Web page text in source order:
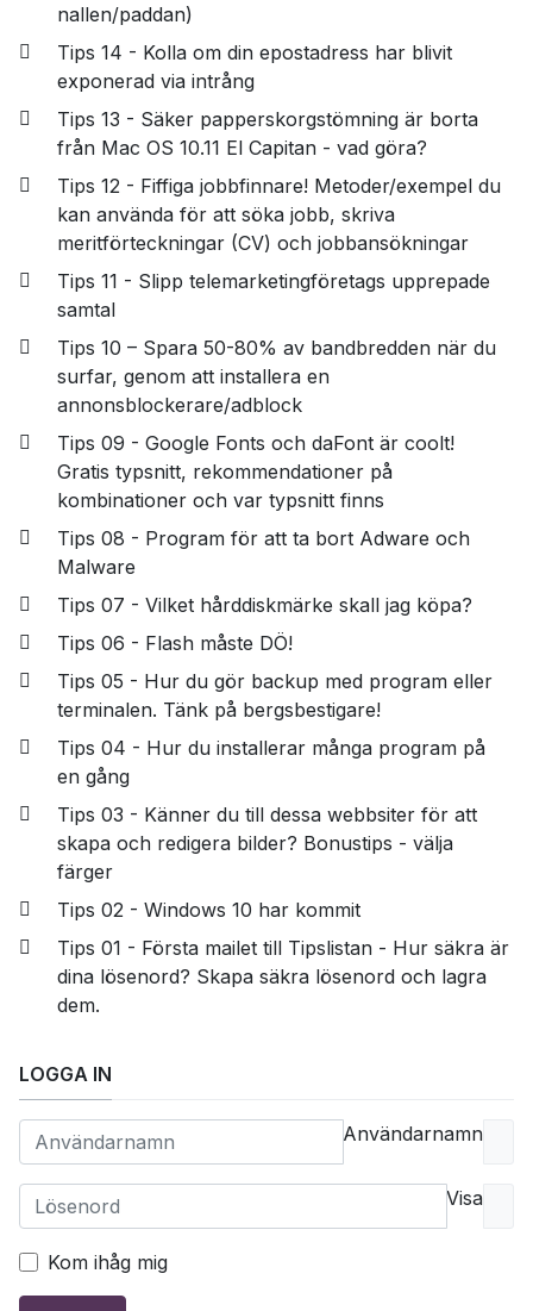
nallen/paddan)
Tips 14 - Kolla om din epostadress har blivit
exponerad via intrång
Tips 13 - Säker papperskorgstömning är borta
från Mac OS 10.11 El Capitan - vad göra?
Tips 12 - Fiffiga jobbfinnare! Metoder/exempel du
kan använda för att söka jobb, skriva
meritförteckningar (CV) och jobbansökningar
Tips 11 - Slipp telemarketingföretags upprepade
samtal
Tips 10 – Spara 50-80% av bandbredden när du
surfar, genom att installera en
annonsblockerare/adblock
Tips 09 - Google Fonts och daFont är coolt!
Gratis typsnitt, rekommendationer på
kombinationer och var typsnitt finns
Tips 08 - Program för att ta bort Adware och
Malware
Tips 07 - Vilket hårddiskmärke skall jag köpa?
Tips 06 - Flash måste DÖ!
Tips 05 - Hur du gör backup med program eller
terminalen. Tänk på bergsbestigare!
Tips 04 - Hur du installerar många program på
en gång
Tips 03 - Känner du till dessa webbsiter för att
skapa och redigera bilder? Bonustips - välja
färger
Tips 02 - Windows 10 har kommit
Tips 01 - Första mailet till Tipslistan - Hur säkra är
dina lösenord? Skapa säkra lösenord och lagra
dem.
LOGGA IN
Användarnamn
Visa
Kom ihåg mig